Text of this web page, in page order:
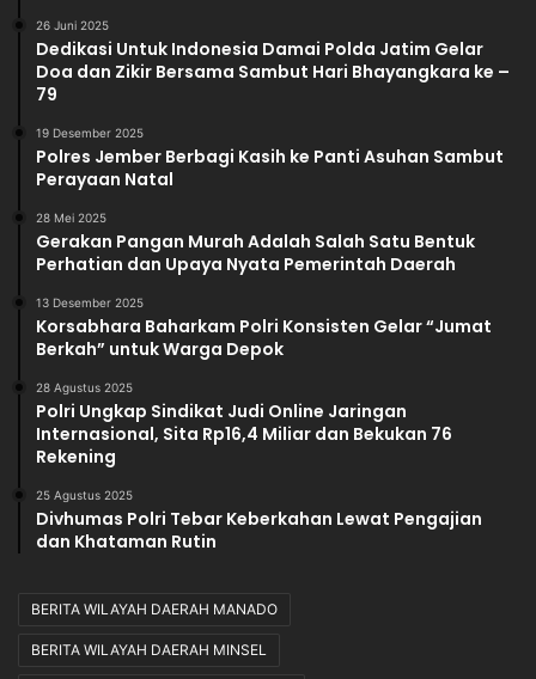
26 Juni 2025
Dedikasi Untuk Indonesia Damai Polda Jatim Gelar
Doa dan Zikir Bersama Sambut Hari Bhayangkara ke –
79
19 Desember 2025
Polres Jember Berbagi Kasih ke Panti Asuhan Sambut
Perayaan Natal
28 Mei 2025
Gerakan Pangan Murah Adalah Salah Satu Bentuk
Perhatian dan Upaya Nyata Pemerintah Daerah
13 Desember 2025
Korsabhara Baharkam Polri Konsisten Gelar “Jumat
Berkah” untuk Warga Depok
28 Agustus 2025
Polri Ungkap Sindikat Judi Online Jaringan
Internasional, Sita Rp16,4 Miliar dan Bekukan 76
Rekening
25 Agustus 2025
Divhumas Polri Tebar Keberkahan Lewat Pengajian
dan Khataman Rutin
BERITA WILAYAH DAERAH MANADO
BERITA WILAYAH DAERAH MINSEL